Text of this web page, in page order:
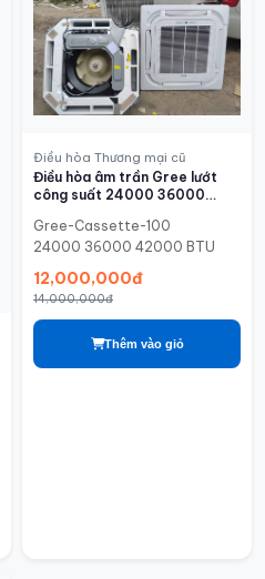
Điều hòa Thương mại cũ
Điều hòa âm trần Gree lướt
công suất 24000 36000
Gree-Cassette-100
24000 36000 42000 BTU
12,000,000đ
14,000,000đ
Thêm vào giỏ